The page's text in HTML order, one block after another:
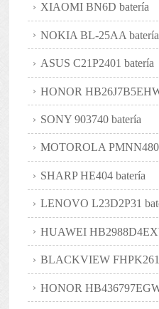
XIAOMI BN6D batería
NOKIA BL-25AA batería
ASUS C21P2401 batería
HONOR
SONY 903740 batería
MOTOROLA
SHARP HE404 batería
LENOVO L23D2P31
HUAWEI
BLACKVIEW
HONOR